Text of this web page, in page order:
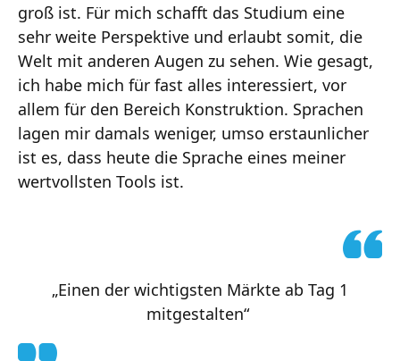
groß ist. Für mich schafft das Studium eine
sehr weite Perspektive und erlaubt somit, die
Welt mit anderen Augen zu sehen. Wie gesagt,
ich habe mich für fast alles interessiert, vor
allem für den Bereich Konstruktion. Sprachen
lagen mir damals weniger, umso erstaunlicher
ist es, dass heute die Sprache eines meiner
wertvollsten Tools ist.
„Einen der wichtigsten Märkte ab Tag 1
mitgestalten“